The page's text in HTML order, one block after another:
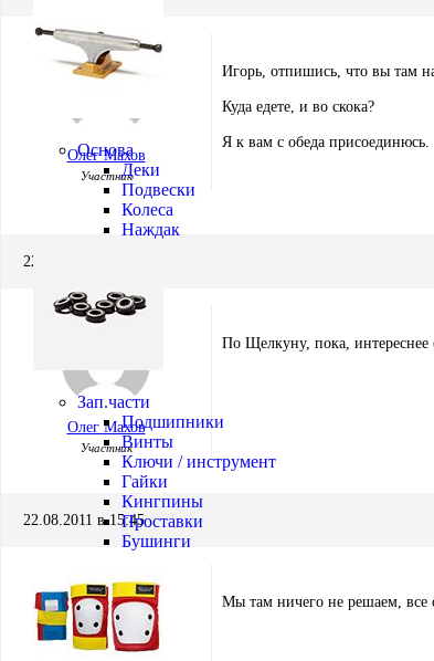
Основа
Деки
Подвески
Колеса
Наждак
Зап.части
Подшипники
Винты
Ключи / инструмент
Гайки
Кингпины
Проставки
Бушинги
Олег Махов
Участник
Игорь, отпишись, что вы там
Куда едете, и во скока?
Я к вам с обеда присоединюсь.
22.08.2011 в 15:08
Олег Махов
Участник
По Щелкуну, пока, интереснее
22.08.2011 в 15:45
Мы там ничего не решаем, все